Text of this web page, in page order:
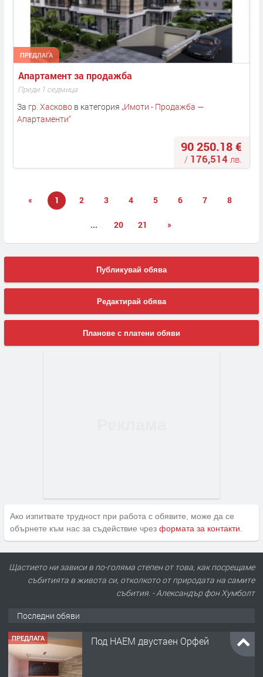
ПРЕДЛАГА
Апартамент за продажба
Преди 1 седмица
За гр. Хасковов категория „Имоти - Продажба —
Апартаменти“
90 250.18 €
/ 176,514 лв.
« 1 2 3 4 5 6 7 8
... 20 21 »
Публикувай обява
Редактирай обява
Планове с платени обяви
Ако изпитвате трудност при работа с обявите, може да се
обърнете към нас за съдействие чрез формата за контакти
Щастието ни зависи в по-голяма степен от това, как посрещаме
събитията в живота си, отколкото от природата на самите
събития. - Александър фон Хумболт
Последни обяви
Под НАЕМ двустаен Орфей
ПРЕДЛАГА
Нов апартамент на ул. Липа до